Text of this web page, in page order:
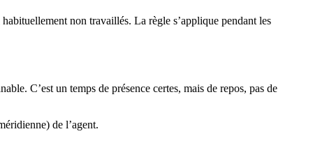
non travaillés. La règle s’applique pendant les
C’est un temps de présence certes, mais de repos, pas de
de l’agent.